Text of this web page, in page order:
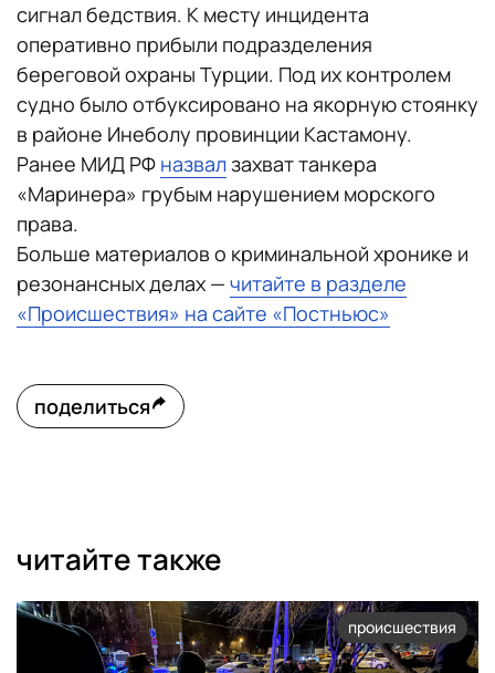
сигнал бедствия. К месту инцидента
оперативно прибыли подразделения
береговой охраны Турции. Под их контролем
судно было отбуксировано на якорную стоянку
в районе Инеболу провинции Кастамону.
Ранее МИД РФ назвалзахват танкера
«Маринера» грубым нарушением морского
права.
Больше материалов о криминальной хронике и
резонансных делах — читайте в разделе
«Происшествия» на сайте «Постньюс»
поделиться
читайте также
происшествия